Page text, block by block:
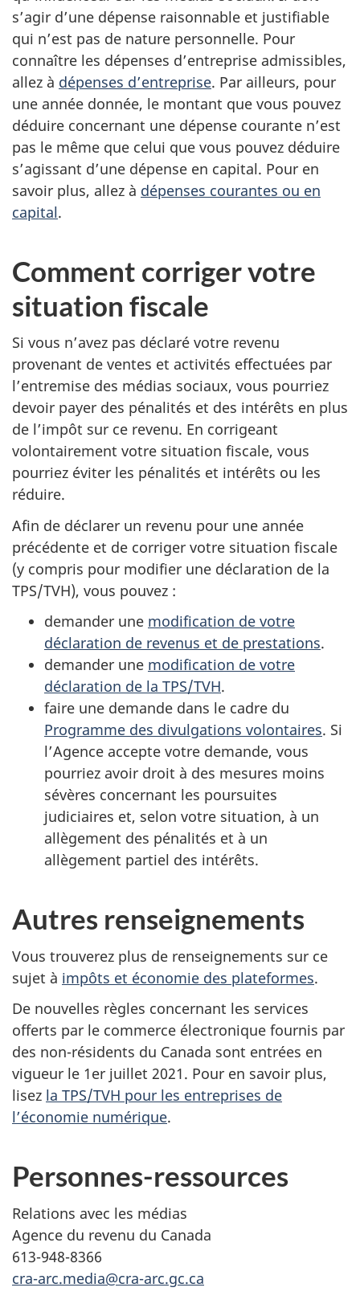
s’agir d’une dépense raisonnable et justifiable
qui n’est pas de nature personnelle. Pour
connaître les dépenses d’entreprise admissibles,
allez à dépenses d’entreprise. Par ailleurs, pour
une année donnée, le montant que vous pouvez
déduire concernant une dépense courante n’est
pas le même que celui que vous pouvez déduire
s’agissant d’une dépense en capital. Pour en
savoir plus, allez à dépenses courantes ou en
capital.
Comment corriger votre
situation fiscale
Si vous n’avez pas déclaré votre revenu
provenant de ventes et activités effectuées par
l’entremise des médias sociaux, vous pourriez
devoir payer des pénalités et des intérêts en plus
de l’impôt sur ce revenu. En corrigeant
volontairement votre situation fiscale, vous
pourriez éviter les pénalités et intérêts ou les
réduire.
Afin de déclarer un revenu pour une année
précédente et de corriger votre situation fiscale
(y compris pour modifier une déclaration de la
TPS/TVH), vous pouvez :
demander une modification de votre
déclaration de revenus et de prestations.
demander une modification de votre
déclaration de la TPS/TVH.
faire une demande dans le cadre du
Programme des divulgations volontaires. Si
l’Agence accepte votre demande, vous
pourriez avoir droit à des mesures moins
sévères concernant les poursuites
judiciaires et, selon votre situation, à un
allègement des pénalités et à un
allègement partiel des intérêts.
Autres renseignements
Vous trouverez plus de renseignements sur ce
sujet à impôts et économie des plateformes.
De nouvelles règles concernant les services
offerts par le commerce électronique fournis par
des non-résidents du Canada sont entrées en
vigueur le 1er juillet 2021. Pour en savoir plus,
lisez la TPS/TVH pour les entreprises de
l’économie numérique.
Personnes-ressources
Relations avec les médias
Agence du revenu du Canada
613-948-8366
cra-arc.media@cra-arc.gc.ca